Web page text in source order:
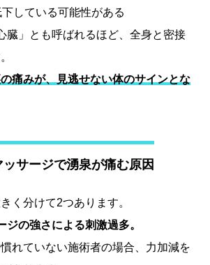
している可能性がある
臓」とも呼ばれるほど、全身と密接
痛みが、見逃せない体のサインとな
ッサージで湧泉が痛む原因
く分けて2つあります。
ジの強さによる刺激過多。
れていない施術者の場合、力加減を